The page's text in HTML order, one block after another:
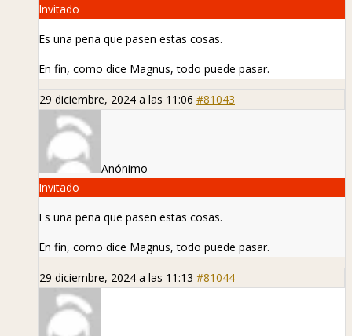
Invitado
Es una pena que pasen estas cosas.
En fin, como dice Magnus, todo puede pasar.
29 diciembre, 2024 a las 11:06 #81043
Anónimo
Invitado
Es una pena que pasen estas cosas.
En fin, como dice Magnus, todo puede pasar.
29 diciembre, 2024 a las 11:13 #81044